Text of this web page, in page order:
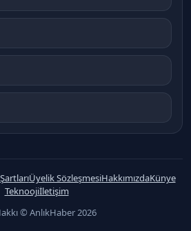
Üyelik SözleşmesiHakkımızdaKünye
Teknoojiİletişim
© AnlıkHaber 2026